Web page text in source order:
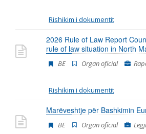
Emër, përshkrim ose fjalen
Rishikim i dokumentit
2026 Rule of Law Report
rule of law situation in North
BE Organ oficial
Rishikim i dokumentit
Marëveshtje për Bashkimin
BE Organ oficial